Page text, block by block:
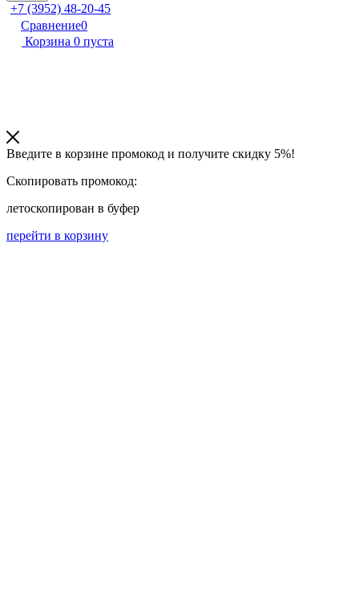
+7 (3952) 48-20-45
Сравнение0
Корзина 0 пуста
Введите в корзине промокод и получите скидку 5%!
Скопировать промокод:
летоскопирован в буфер
перейти в корзину